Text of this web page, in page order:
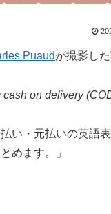
Puaudが撮影した
cash on delivery
い・元払いの英語
めます。」